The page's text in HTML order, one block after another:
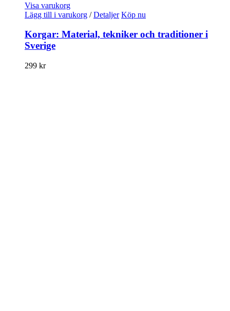
Visa varukorg
Lägg till i varukorg / Detaljer Köp nu
Korgar: Material, tekniker och traditioner i
Sverige
299 kr